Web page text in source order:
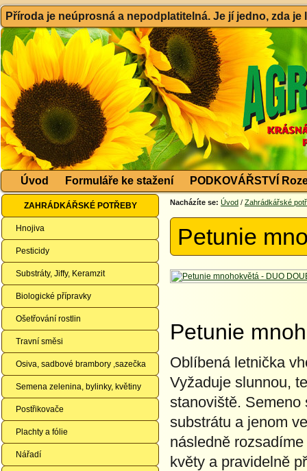
Příroda je neúprosná a nepodplatitelná. Je jí jedno, zda
Úvod Formuláře ke stažení PODKOVÁŘSTVÍ
ZAHRÁDKÁŘSKÉ POTŘEBY
Hnojiva
Pesticidy
Substráty, Jiffy, Keramzit
Biologické přípravky
Ošetřování rostlin
Travní směsi
Osiva, sadbové brambory ,sazečka
Semena zelenina, bylinky, květiny
Postřikovače
Plachty a fólie
Nářadí
Nacházíte se: Úvod / Zahrádkářské
Petunie
Petunie
Oblíbená letnička
Vyžaduje slunnou,
stanoviště. Semeno
substrátu a jenom
následně
květy a pravidelně